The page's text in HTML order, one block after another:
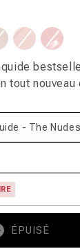
Variante
VarianteVariante
épuisée
ou
indisponible
Variante
épuisée
ou
indisponible
ou
ou
tout nouveau
- The Nudes
ÉPUISÉ